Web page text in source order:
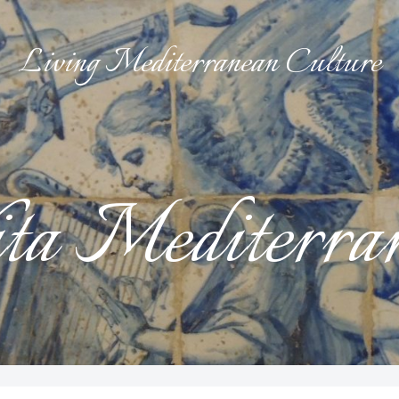
Living Mediterranean Culture